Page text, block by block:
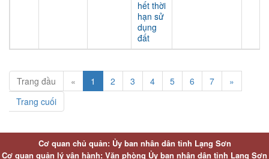
hết thời
hạn sử
dụng
đất
Trang đầu « 1 2 3 4 5 6 7
»
Trang cuối
Cơ quan chủ quản: Ủy ban nhân dân tỉnh Lạng Sơn
Cơ quan quản lý vận hành: Văn phòng Ủy ban nhân dân tỉnh Lạng Sơn